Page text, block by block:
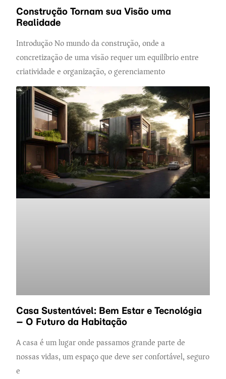
Construção Tornam sua Visão uma
Realidade
Introdução No mundo da construção, onde a
concretização de uma visão requer um equilíbrio entre
criatividade e organização, o gerenciamento
Casa Sustentável: Bem Estar e Tecnológia
– O Futuro da Habitação
A casa é um lugar onde passamos grande parte de
nossas vidas, um espaço que deve ser confortável, seguro
e